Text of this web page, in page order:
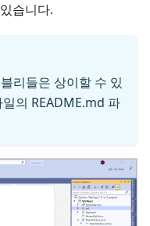
습니다.
리들은 상이할 수 있
의 README.md 파